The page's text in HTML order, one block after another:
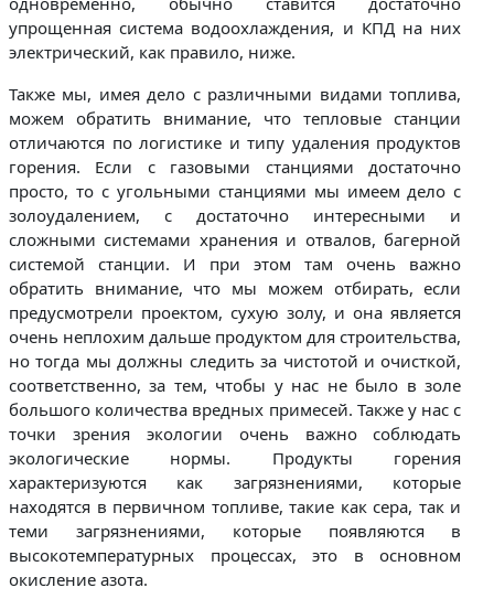
упрощенная система водоохлаждения, и КПД на них
электрический, как правило, ниже.
Также мы, имея дело с различными видами топлива,
можем обратить внимание, что тепловые станции
отличаются по логистике и типу удаления продуктов
горения. Если с газовыми станциями достаточно
просто, то с угольными станциями мы имеем дело с
золоудалением, с достаточно интересными и
сложными системами хранения и отвалов, багерной
системой станции. И при этом там очень важно
обратить внимание, что мы можем отбирать, если
предусмотрели проектом, сухую золу, и она является
очень неплохим дальше продуктом для строительства,
но тогда мы должны следить за чистотой и очисткой,
соответственно, за тем, чтобы у нас не было в золе
большого количества вредных примесей. Также у нас с
точки зрения экологии очень важно соблюдать
экологические нормы. Продукты горения
характеризуются как загрязнениями, которые
находятся в первичном топливе, такие как сера, так и
теми загрязнениями, которые появляются в
высокотемпературных процессах, это в основном
окисление азота.